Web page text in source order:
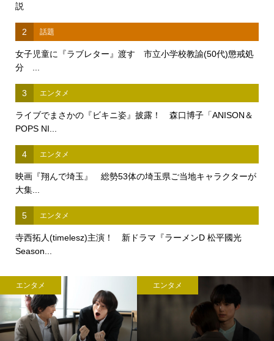
説
2 話題
女子児童に『ラブレター』渡す 市立小学校教諭(50代)懲戒処
分 ...
3 エンタメ
ライブでまさかの『ビキニ姿』披露！ 森口博子「ANISON＆
POPS NI...
4 エンタメ
映画『翔んで埼玉』 総勢53体の埼玉県ご当地キャラクターが
大集...
5 エンタメ
寺西拓人(timelesz)主演！ 新ドラマ『ラーメンD 松平國光
Season...
エンタメ エンタメ